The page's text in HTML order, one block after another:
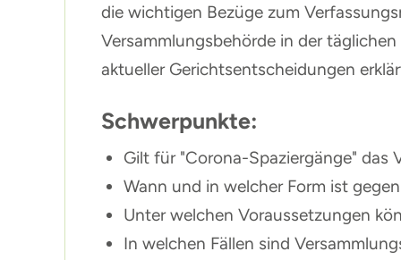
die wichtigen Bezüge zum
Versammlungsbehörde in der
aktueller Gerichtsentscheidungen
Schwerpunkte:
Gilt für "Corona-Spaziergänge" das
Wann und in welcher Form ist
Unter welchen Voraussetzungen
In welchen Fällen sind